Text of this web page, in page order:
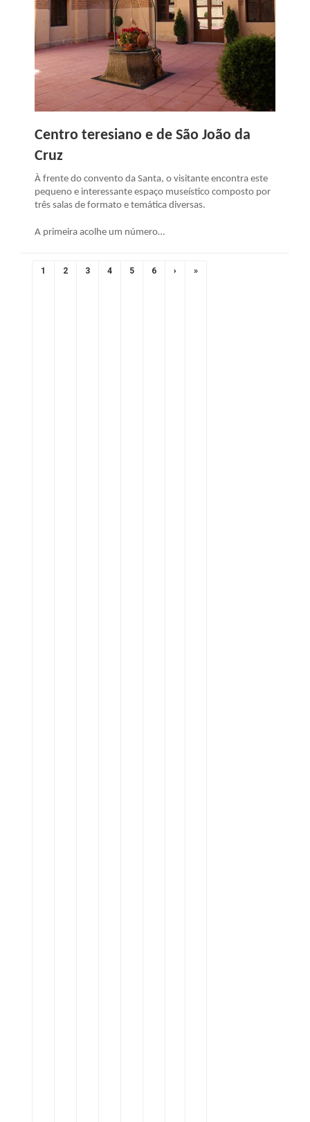
Centro teresiano e de São João da
Cruz
À frente do convento da Santa, o visitante encontra este
pequeno e interessante espaço museístico composto por
três salas de formato e temática diversas.
A primeira acolhe um número…
Pagination
CURRENT
1 PAGE
2 PAGE
3 PAGE
4 PAGE
5 PAGE
6
NEXT
›
LAST
»